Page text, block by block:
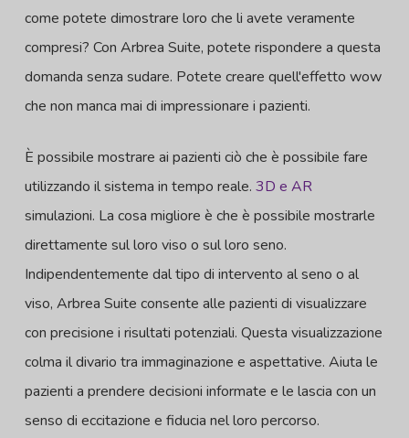
come potete dimostrare loro che li avete veramente
compresi? Con Arbrea Suite, potete rispondere a questa
domanda senza sudare. Potete creare quell'effetto wow
che non manca mai di impressionare i pazienti.
È possibile mostrare ai pazienti ciò che è possibile fare
utilizzando il sistema in tempo reale. 3D e AR
simulazioni. La cosa migliore è che è possibile mostrarle
direttamente sul loro viso o sul loro seno.
Indipendentemente dal tipo di intervento al seno o al
viso, Arbrea Suite consente alle pazienti di visualizzare
con precisione i risultati potenziali. Questa visualizzazione
colma il divario tra immaginazione e aspettative. Aiuta le
pazienti a prendere decisioni informate e le lascia con un
senso di eccitazione e fiducia nel loro percorso.